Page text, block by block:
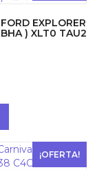
EXPLORER
) XLT0 TAU2
¡OFERTA!